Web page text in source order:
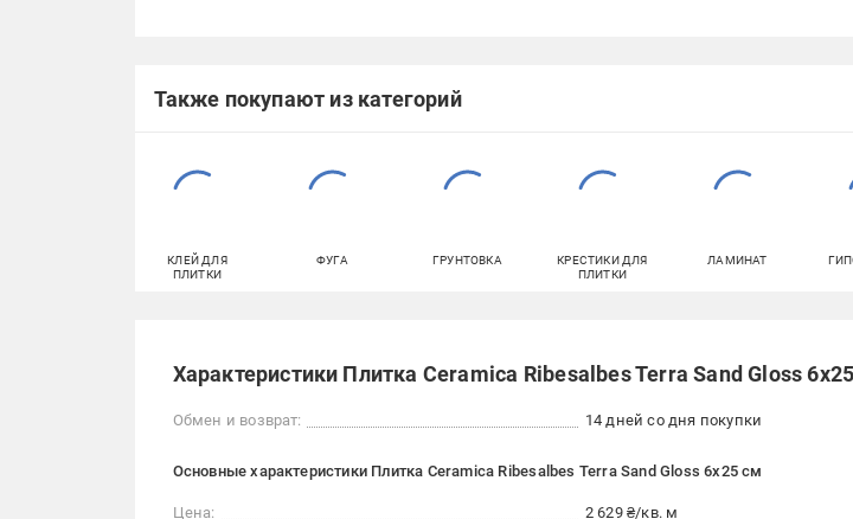
Также покупают из категорий
КЛЕЙ ДЛЯ
ПЛИТКИ
ФУГА ГРУНТОВКА
КРЕСТИКИ ДЛЯ
ПЛИТКИ
ЛАМИНАТ
Характеристики Плитка Ceramica Ribesalbes Terra Sand Gloss
Обмен и возврат: 14 дней со дня покупки
Основные характеристики Плитка Ceramica Ribesalbes Terra Sand Gloss 6х25 см
Цена:
2 629 ₴/кв. м